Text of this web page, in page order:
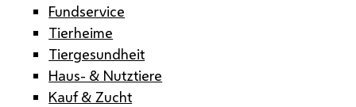
Fundservice
Tierheime
Tiergesundheit
Haus- & Nutztiere
Kauf & Zucht